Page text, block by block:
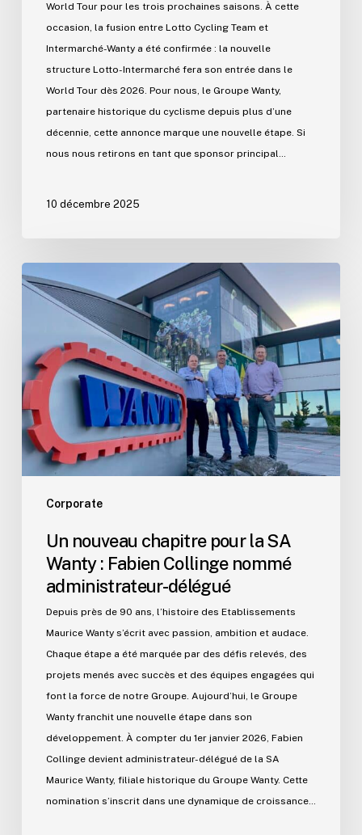
World Tour pour les trois prochaines saisons. À cette
occasion, la fusion entre Lotto Cycling Team et
Intermarché-Wanty a été confirmée : la nouvelle
structure Lotto-Intermarché fera son entrée dans le
World Tour dès 2026. Pour nous, le Groupe Wanty,
partenaire historique du cyclisme depuis plus d’une
décennie, cette annonce marque une nouvelle étape. Si
nous nous retirons en tant que sponsor principal…
10 décembre 2025
Corporate
Un
nouveau
chapitre
la
SA
Wanty
:
Fabien
Collinge
administrateur-
Un nouveau chapitre pour la SA
Wanty : Fabien Collinge nommé
administrateur-délégué
Depuis près de 90 ans, l’histoire des Etablissements
Maurice Wanty s’écrit avec passion, ambition et audace.
Chaque étape a été marquée par des défis relevés, des
projets menés avec succès et des équipes engagées qui
font la force de notre Groupe. Aujourd’hui, le Groupe
Wanty franchit une nouvelle étape dans son
développement. À compter du 1er janvier 2026, Fabien
Collinge devient administrateur-délégué de la SA
Maurice Wanty, filiale historique du Groupe Wanty. Cette
nomination s’inscrit dans une dynamique de croissance…